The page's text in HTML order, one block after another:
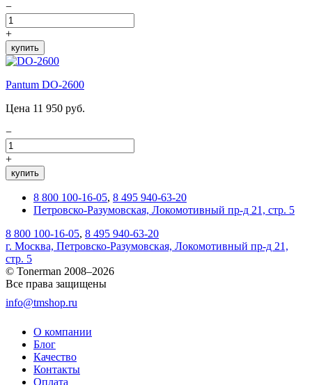
−
+
купить
Pantum DO-2600
Цена 11 950 руб.
−
+
купить
8 800 100-16-05, 8 495 940-63-20
Петровско-Разумовская, Локомотивный пр-д 21, стр. 5
8 800 100-16-05, 8 495 940-63-20
г. Москва, Петровско-Разумовская, Локомотивный пр-д 21,
стр. 5
© Tonerman 2008–2026
Все права защищены
info@tmshop.ru
О компании
Блог
Качество
Контакты
Оплата